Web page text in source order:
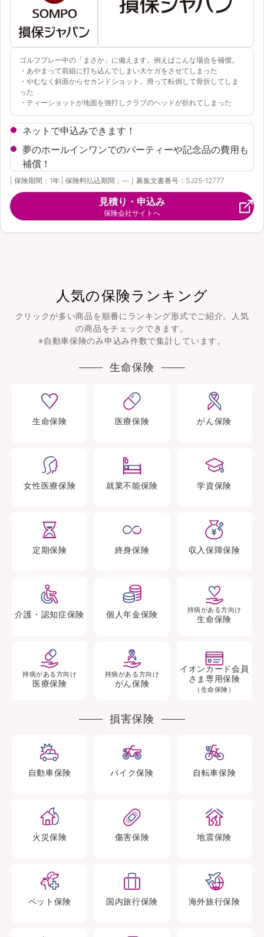
ゴルフプレー中の「まさか」に備えます。例えばこんな場合を補償。
・あやまって前組に打ち込んでしまい大ケガをさせてしまった
・やむなく斜面からセカンドショット。滑って転倒して骨折してしま
った
・ティーショットが地面を強打しクラブのヘッドが折れてしまった
ネットで申込みできます！
夢のホールインワンでのパーティーや記念品の費用も
補償！
| 保険期間：1年 | 保険料払込期間：―｜募集文書番号：SJ25-12777
見積り・申込み
保険会社サイトへ
人気の保険ランキング
クリックが多い商品を順番にランキング形式でご紹介。人気
の商品をチェックできます。
※自動車保険のみ申込み件数で集計しています。
生命保険
生命保険 医療保険 がん保険
女性医療保険 就業不能保険 学資保険
定期保険 終身保険 収入保障保険
介護・認知症保険 個人年金保険 持病がある方向け
生命保険
持病がある方向け
医療保険
持病がある方向け
がん保険
イオンカード会員
さま専用保険
（生命保険）
損害保険
自動車保険 バイク保険 自転車保険
火災保険 傷害保険 地震保険
ペット 保険 国内旅行保険 海外旅行保険